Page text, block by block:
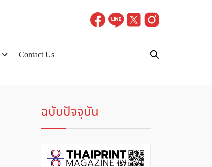
Contact Us
ฉบับปัจจุบัน